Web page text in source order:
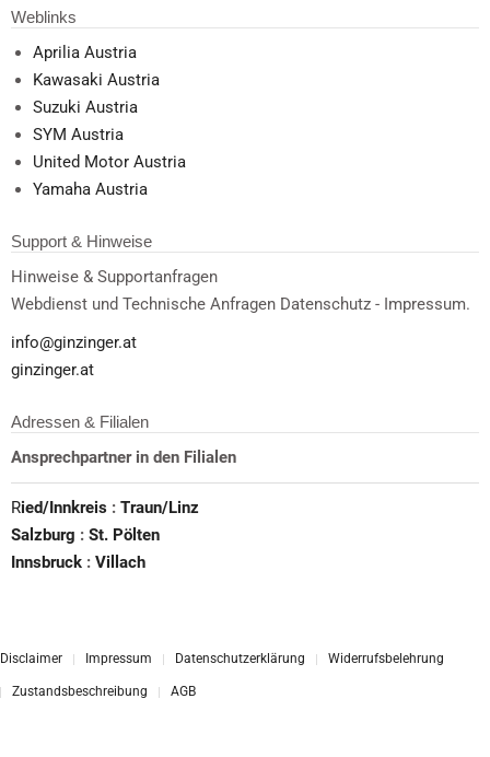
Weblinks
Aprilia Austria
Kawasaki Austria
Suzuki Austria
SYM Austria
United Motor Austria
Yamaha Austria
Support & Hinweise
Hinweise & Supportanfragen
Webdienst und Technische Anfragen Datenschutz - Impressum.
info@ginzinger.at
ginzinger.at
Adressen & Filialen
Ansprechpartner in den Filialen
Ried/Innkreis : Traun/Linz
Salzburg : St. Pölten
Innsbruck : Villach
Disclaimer Impressum Datenschutzerklärung Widerrufsbelehrung
Zustandsbeschreibung AGB